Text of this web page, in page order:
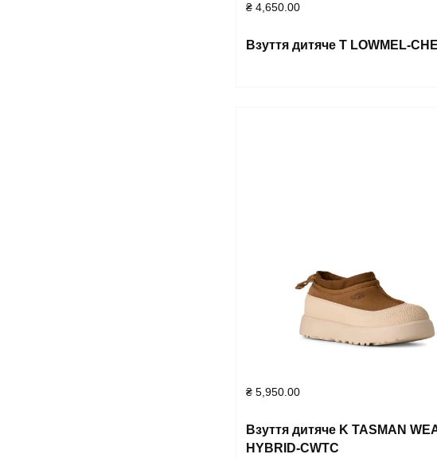
₴ 4,650.00
Взуття дитяче T LOWMEL-CHE
₴ 5,950.00
Взуття дитяче K TASMAN
HYBRID-CWTC